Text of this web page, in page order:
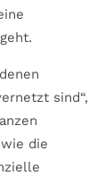
sind“,
die